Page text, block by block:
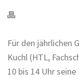
Für den jährlichen
Kuchl (HTL,
10 bis 14 Uhr